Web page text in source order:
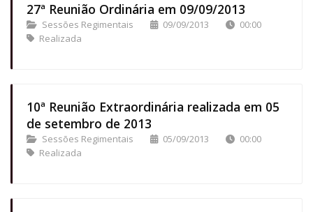
27ª Reunião Ordinária em 09/09/2013
Sessões Regimentais 09/09/2013
00:00
Realizada
10ª Reunião Extraordinária realizada em 05
de setembro de 2013
Sessões Regimentais 05/09/2013
00:00
Realizada